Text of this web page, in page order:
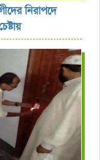
নিরাপদে